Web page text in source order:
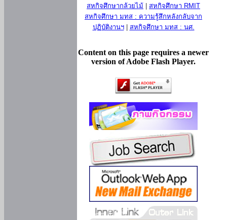
สหกิจศึกษากล้วยไม้
สหกิจศึกษา RMIT
สหกิจศึกษา มทส : ความรู้สึกหลังกลับจาก
ปฏิบัติงานฯ| สหกิจศึกษา มทส : นศ.
Content on this page requires a newer
version of Adobe Flash Player.